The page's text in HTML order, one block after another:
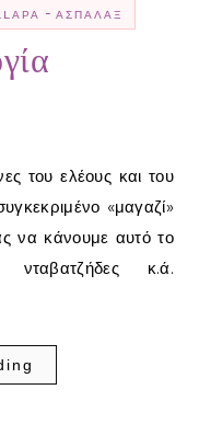
- ΑΣΠΆΛΑΞ
του ελέους και του
«μαγαζί»
να κάνουμε αυτό το
νταβατζήδες κ.ά.